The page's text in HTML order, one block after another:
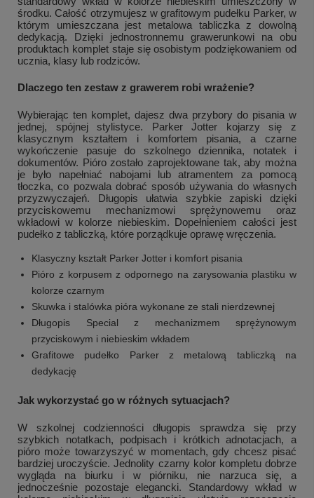
środku. Całość otrzymujesz w grafitowym pudełku Parker, w
którym umieszczana jest metalowa tabliczka z dowolną
dedykacją. Dzięki jednostronnemu grawerunkowi na obu
produktach komplet staje się osobistym podziękowaniem od
ucznia, klasy lub rodziców.
Dlaczego ten zestaw z grawerem robi wrażenie?
Wybierając ten komplet, dajesz dwa przybory do pisania w
jednej, spójnej stylistyce. Parker Jotter kojarzy się z
klasycznym kształtem i komfortem pisania, a czarne
wykończenie pasuje do szkolnego dziennika, notatek i
dokumentów. Pióro zostało zaprojektowane tak, aby można
je było napełniać nabojami lub atramentem za pomocą
tłoczka, co pozwala dobrać sposób używania do własnych
przyzwyczajeń. Długopis ułatwia szybkie zapiski dzięki
przyciskowemu mechanizmowi sprężynowemu oraz
wkładowi w kolorze niebieskim. Dopełnieniem całości jest
pudełko z tabliczką, które porządkuje oprawę wręczenia.
Klasyczny kształt Parker Jotter i komfort pisania
Pióro z korpusem z odpornego na zarysowania plastiku w
kolorze czarnym
Skuwka i stalówka pióra wykonane ze stali nierdzewnej
Długopis Special z mechanizmem sprężynowym
przyciskowym i niebieskim wkładem
Grafitowe pudełko Parker z metalową tabliczką na
dedykację
Jak wykorzystać go w różnych sytuacjach?
W szkolnej codzienności długopis sprawdza się przy
szybkich notatkach, podpisach i krótkich adnotacjach, a
pióro może towarzyszyć w momentach, gdy chcesz pisać
bardziej uroczyście. Jednolity czarny kolor kompletu dobrze
wygląda na biurku i w piórniku, nie narzuca się, a
jednocześnie pozostaje elegancki. Standardowy wkład w